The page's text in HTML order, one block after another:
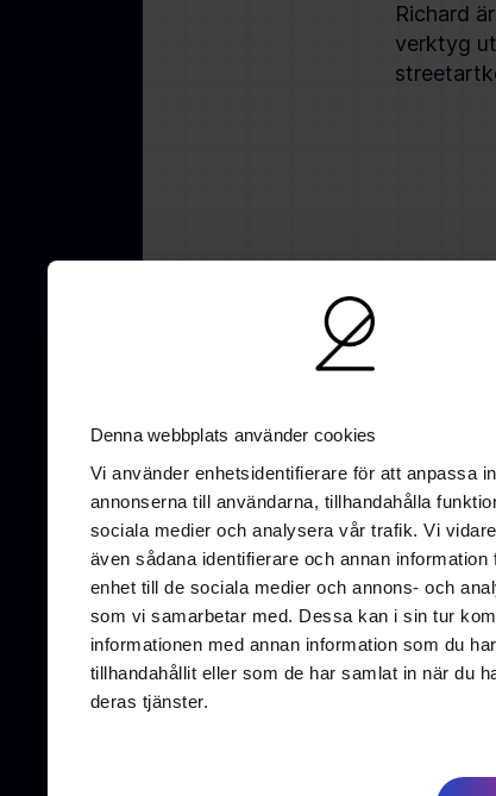
Denna webbplats använder cookies
Vi använder enhetsidentifierare för att anpassa
annonserna till användarna, tillhandahålla
sociala medier och analysera vår trafik. Vi
även sådana identifierare och annan information
enhet till de sociala medier och annons- och
som vi samarbetar med. Dessa kan i sin tur
informationen med annan information som du har
tillhandahållit eller som de har samlat in när du
deras tjänster.
Richard
verktyg
UX/UI-Design
411